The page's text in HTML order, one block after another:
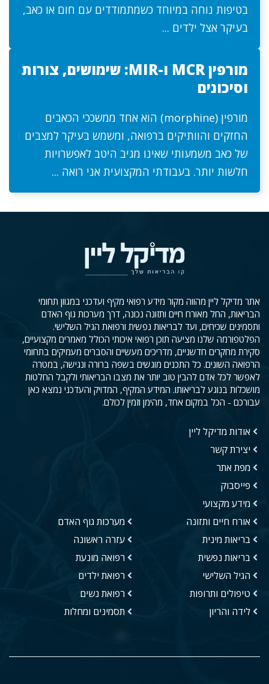
בטיפות נוחה במיוחד כשמתמודדים עם חום או כאב,
בעיקר אצל ילדים ...
מורפין MCR ו-MIR: שימושים, צורות
וסיכונים
מורפין (morphine) הוא אחד ממשככי הכאבים
החזקים והוותיקים ברפואה, ומשמש בעיקר למצבים
של כאב משמעותי שאינו מגיב היטב לאפשרויות
חלשות יותר. בעבודתי המקצועית אני רואה ...
אתר מדיקל ליין מהווה מקור מידע רפואי מקיף ועדכני במגוון תחומי
הבריאות, החל מאורח חיים ותזונה נכונה, דרך מערכות גוף האדם
ותסמינים שכיחים, ועד לבריאות נפשית ורפואת הגיל השלישי.
הפלטפורמה שלנו מציעה תוכן רפואי איכותי הכולל מאמרים מקצועיים,
סקירת מחקרים חדשניים, מדריכים מעשיים והסברים מעמיקים בתחומי
הרפואה השונים. כל התכנים מוגשים בשפה ברורה ונגישה, במטרה
לאפשר לכל אדם להבין טוב יותר את מצבו הבריאותי ולקבל החלטות
מושכלות בנוגע לבריאותו. המידע המקיף, המדויק והעדכני נמצא כאן
עבורכם - הכל במקום אחד, מהימן וזמין לכולם.
אודות מדיקל ליין
יצירת קשר
מפת אתר
פייסבוק
מידע מקצועי
אורח חיים ותזונה
בריאות מינית
בריאות נפשית
הגיל השלישי
טיפולים ותרופות
לידה והריון
מערכות גוף האדם
עזרה ראשונה
רפואה מונעת
רפואת ילדים
רפואת נשים
תסמינים ומחלות